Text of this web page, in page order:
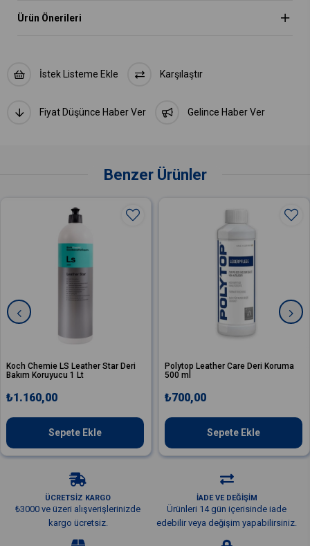
Ürün Önerileri
İstek Listeme Ekle Karşılaştır
Fiyat Düşünce Haber Ver Gelince Haber Ver
Benzer Ürünler
LS Leather Star Deri
1 Lt
Ekle
Polytop Leather Care Deri Koruma
Sepete Ekle
Valet
ÜCRETSİZ KARGO
₺3000 ve üzeri alışverişlerinizde
kargo ücretsiz.
İADE VE DEĞİŞİM
Ürünleri 14 gün içerisinde iade
edebilir veya değişim yapabilirsiniz.